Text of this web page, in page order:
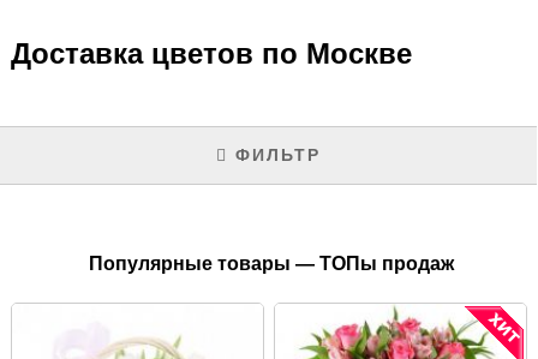
Доставка цветов по Москве
ФИЛЬТР
Популярные товары — ТОПы продаж